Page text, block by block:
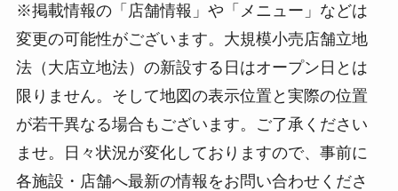
※掲載情報の「店舗情報」や「メニュー」などは
変更の可能性がございます。大規模小売店舗立地
法（大店立地法）の新設する日はオープン日とは
限りません。そして地図の表示位置と実際の位置
が若干異なる場合もございます。ご了承ください
ませ。日々状況が変化しておりますので、事前に
各施設・店舗へ最新の情報をお問い合わせくださ